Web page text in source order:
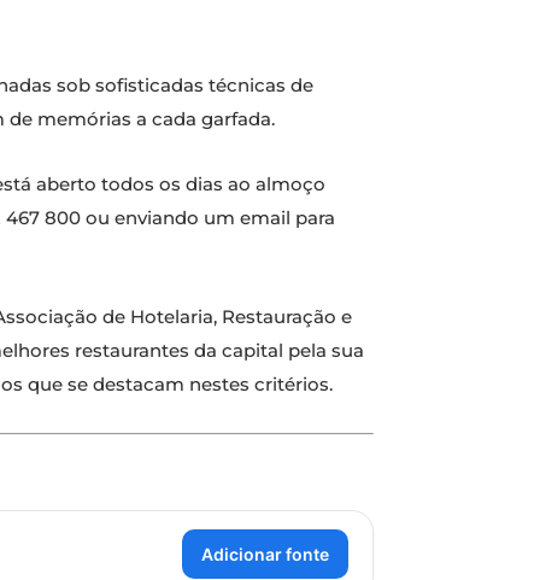
sob sofisticadas técnicas de
memórias a cada garfada.
aberto todos os dias ao almoço
467 800 ou enviando um email para
de Hotelaria, Restauração e
restaurantes da capital pela sua
que se destacam nestes critérios.
Adicionar fonte